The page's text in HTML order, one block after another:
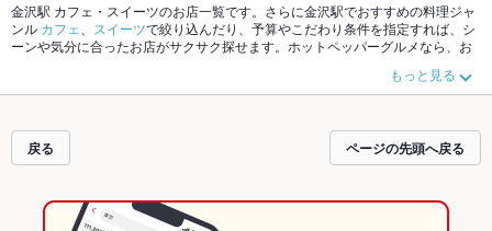
金沢駅 カフェ・スイーツのお店一覧です。さらに金沢駅でおすすめの料理ジャ
ンル カフェ スイーツで絞り込んだり、予算やこだわり条件を指定すれば、シ
ーンや気分に合ったお店がサクサク探せます。ホットペッパーグルメなら、お
の最新情報をご紹介しているので安心！24時間使える簡単便利なネット予約が
使えるお店も拡大中です。友達どうしの飲み会にも、会社の宴会にも、デート
もっと見る
戻る ページの先頭へ戻る